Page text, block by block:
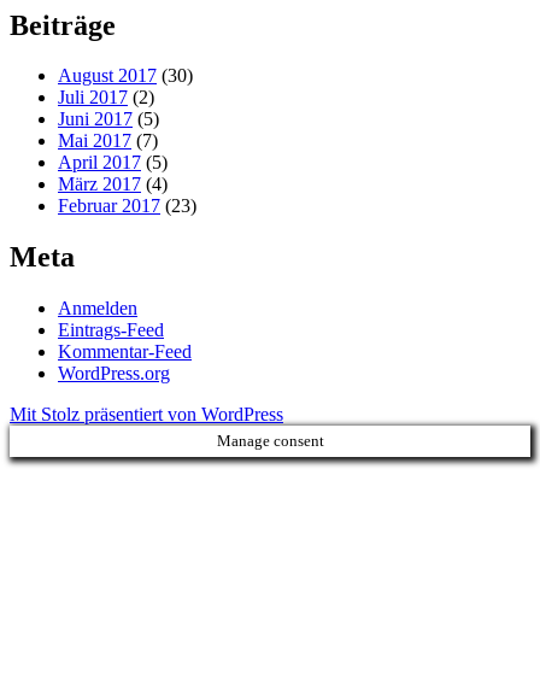
Beiträge
August 2017 (30)
Juli 2017 (2)
Juni 2017 (5)
Mai 2017 (7)
April 2017 (5)
März 2017 (4)
Februar 2017 (23)
Meta
Anmelden
Eintrags-Feed
Kommentar-Feed
WordPress.org
Mit Stolz präsentiert von WordPress
Manage consent